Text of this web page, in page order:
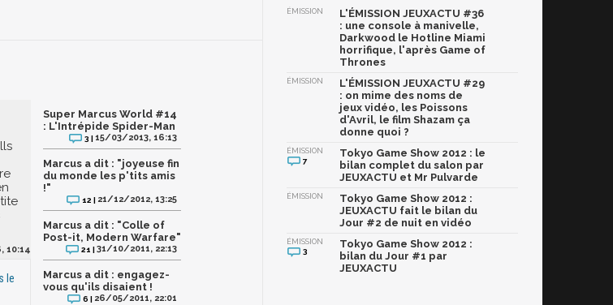
10:14
le
Super Marcus World #14
: L'Intrépide Spider-Man
3 |15/03/2013, 16:13
Marcus a dit : "joyeuse fin
du monde les p'tits amis
!"
12 | 21/12/2012, 13:25
Marcus a dit : "Colle of
Post-it, Modern Warfare"
21 |31/10/2011, 22:13
Marcus a dit : engagez-
vous qu'ils disaient !
6 | 26/05/2011, 22:01
ÉMISSION
L'ÉMISSION JEUXACTU #36
: une console à manivelle,
Darkwood le Hotline Miami
horrifique, l'après Game of
Thrones
ÉMISSION
L'ÉMISSION JEUXACTU #29
: on mime des noms de
jeux vidéo, les Poissons
d'Avril, le film Shazam ça
donne quoi ?
ÉMISSION
7
Tokyo Game Show 2012 : le
bilan complet du salon par
JEUXACTU et Mr Pulvarde
ÉMISSION
Tokyo Game Show 2012 :
JEUXACTU fait le bilan du
Jour #2 de nuit en vidéo
ÉMISSION
3
Tokyo Game Show 2012 :
bilan du Jour #1 par
JEUXACTU